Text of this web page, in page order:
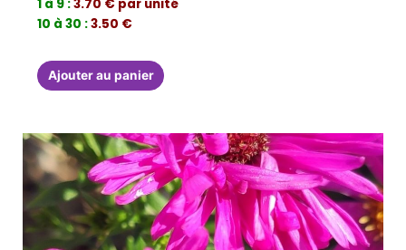
1 à 9 :3.70 € par unité
10 à 30 :3.50 €
Ajouter au panier